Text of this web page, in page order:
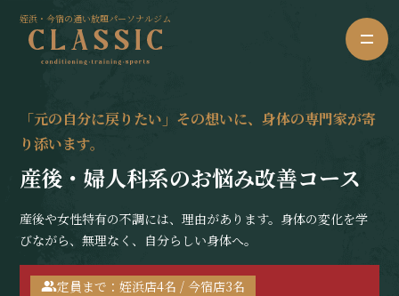
姪浜・今宿の通い放題パーソナルジム
「元の自分に戻りたい」その想いに、身体の専門家が寄
り添います。
産後・婦人科系のお悩み改善コース
産後や女性特有の不調には、理由があります。身体の変化を学
びながら、無理なく、自分らしい身体へ。
定員まで：姪浜店4名 / 今宿店3名